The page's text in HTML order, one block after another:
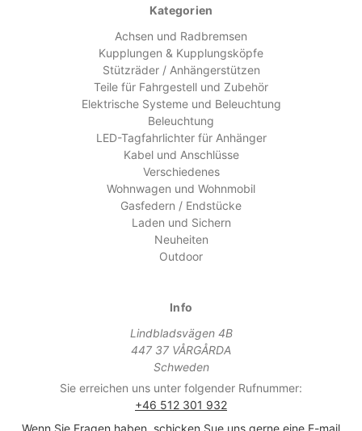
Kategorien
Achsen und Radbremsen
Kupplungen & Kupplungsköpfe
Stützräder / Anhängerstützen
Teile für Fahrgestell und Zubehör
Elektrische Systeme und Beleuchtung
Beleuchtung
LED-Tagfahrlichter für Anhänger
Kabel und Anschlüsse
Verschiedenes
Wohnwagen und Wohnmobil
Gasfedern / Endstücke
Laden und Sichern
Neuheiten
Outdoor
Info
Lindbladsvägen 4B
447 37 VÅRGÅRDA
Schweden
Sie erreichen uns unter folgender Rufnummer:
+46 512 301 932
Wenn Sie Fragen haben, schicken Sue uns gerne eine E-mail